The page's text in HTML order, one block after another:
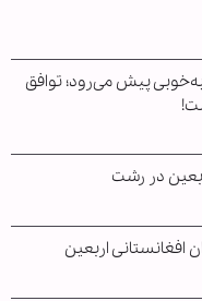
به‌خوبی پیش می‌رود؛ توافق
در رشت
افغانستانی اربعین